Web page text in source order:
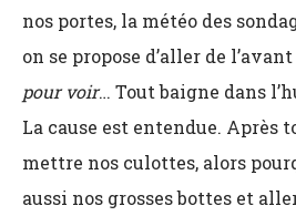
nos portes, la météo des
on se propose d’aller de
pour voir… Tout baigne dans
La cause est entendue. Après
mettre nos culottes, alors
aussi nos grosses bottes et